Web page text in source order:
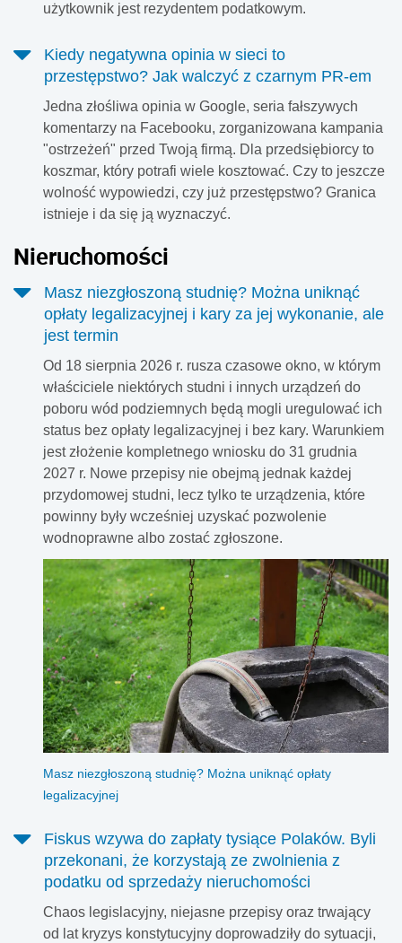
użytkownik jest rezydentem podatkowym.
Kiedy negatywna opinia w sieci to
przestępstwo? Jak walczyć z czarnym PR-em
Jedna złośliwa opinia w Google, seria fałszywych
komentarzy na Facebooku, zorganizowana kampania
"ostrzeżeń" przed Twoją firmą. Dla przedsiębiorcy to
koszmar, który potrafi wiele kosztować. Czy to jeszcze
wolność wypowiedzi, czy już przestępstwo? Granica
istnieje i da się ją wyznaczyć.
Nieruchomości
Masz niezgłoszoną studnię? Można uniknąć
opłaty legalizacyjnej i kary za jej wykonanie, ale
jest termin
Od 18 sierpnia 2026 r. rusza czasowe okno, w którym
właściciele niektórych studni i innych urządzeń do
poboru wód podziemnych będą mogli uregulować ich
status bez opłaty legalizacyjnej i bez kary. Warunkiem
jest złożenie kompletnego wniosku do 31 grudnia
2027 r. Nowe przepisy nie obejmą jednak każdej
przydomowej studni, lecz tylko te urządzenia, które
powinny były wcześniej uzyskać pozwolenie
wodnoprawne albo zostać zgłoszone.
Masz niezgłoszoną studnię? Można uniknąć opłaty
legalizacyjnej
Fiskus wzywa do zapłaty tysiące Polaków. Byli
przekonani, że korzystają ze zwolnienia z
podatku od sprzedaży nieruchomości
Chaos legislacyjny, niejasne przepisy oraz trwający
od lat kryzys konstytucyjny doprowadziły do sytuacji,